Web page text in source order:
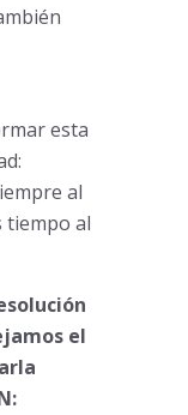
esta
al
tiempo al
el